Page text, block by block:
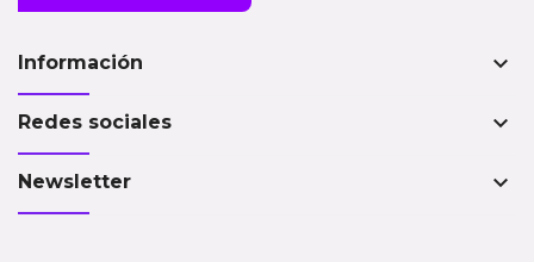
Información keyboard_arrow_down
Redes sociales keyboard_arrow_down
Newsletter keyboard_arrow_down